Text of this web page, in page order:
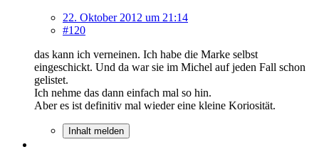
22. Oktober 2012 um 21:14
#120
das kann ich verneinen. Ich habe die Marke selbst
eingeschickt. Und da war sie im Michel auf jeden Fall schon
gelistet.
Ich nehme das dann einfach mal so hin.
Aber es ist definitiv mal wieder eine kleine Koriosität.
Inhalt melden